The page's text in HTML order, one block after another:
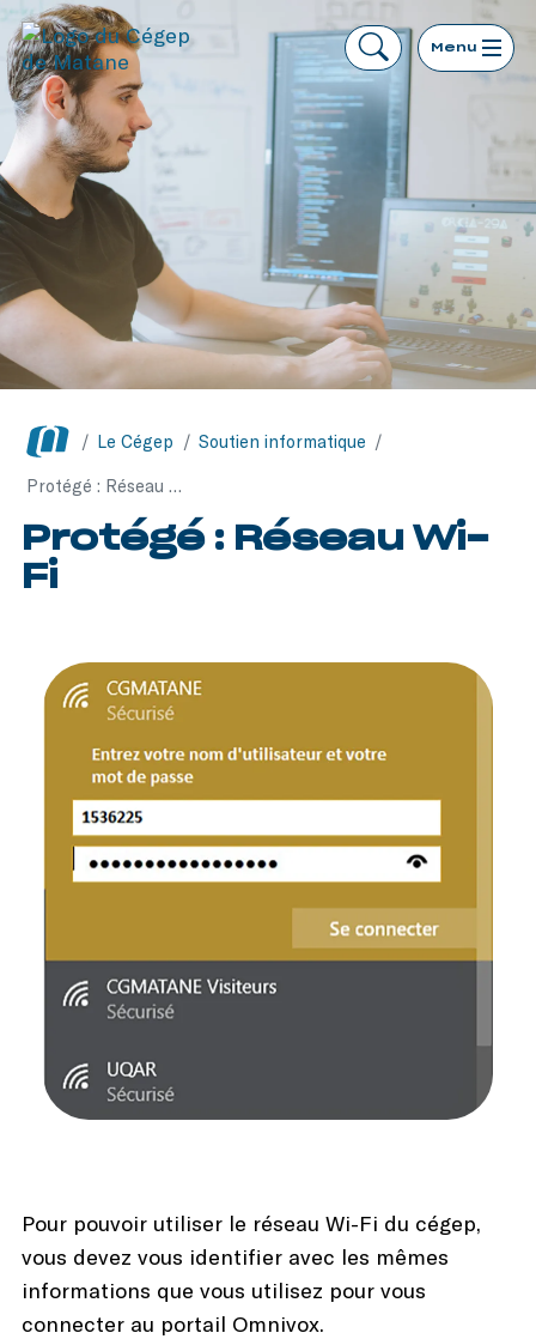
Menu
/ Le Cégep / Soutien informatique /
Protégé : Réseau Wi-Fi
Protégé : Réseau Wi-
Fi
Pour pouvoir utiliser le réseau Wi-Fi du cégep,
vous devez vous identifier avec les mêmes
informations que vous utilisez pour vous
connecter au portail Omnivox.